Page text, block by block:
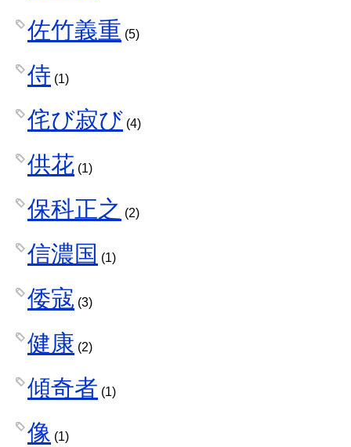
佐竹義重 (5)
侍 (1)
侘び寂び (4)
供花 (1)
保科正之 (2)
信濃国 (1)
倭寇 (3)
健康 (2)
傾奇者 (1)
像 (1)